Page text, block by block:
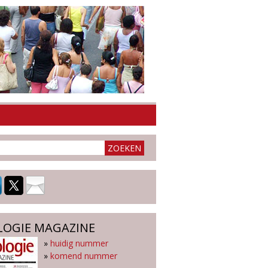
MAGAZINE
» huidig nummer
» komend nummer